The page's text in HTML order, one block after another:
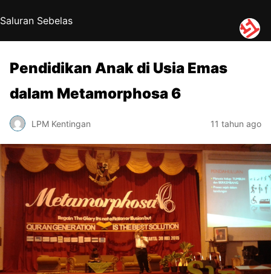
Saluran Sebelas
Pendidikan Anak di Usia Emas
dalam Metamorphosa 6
LPM Kentingan 11 tahun ago